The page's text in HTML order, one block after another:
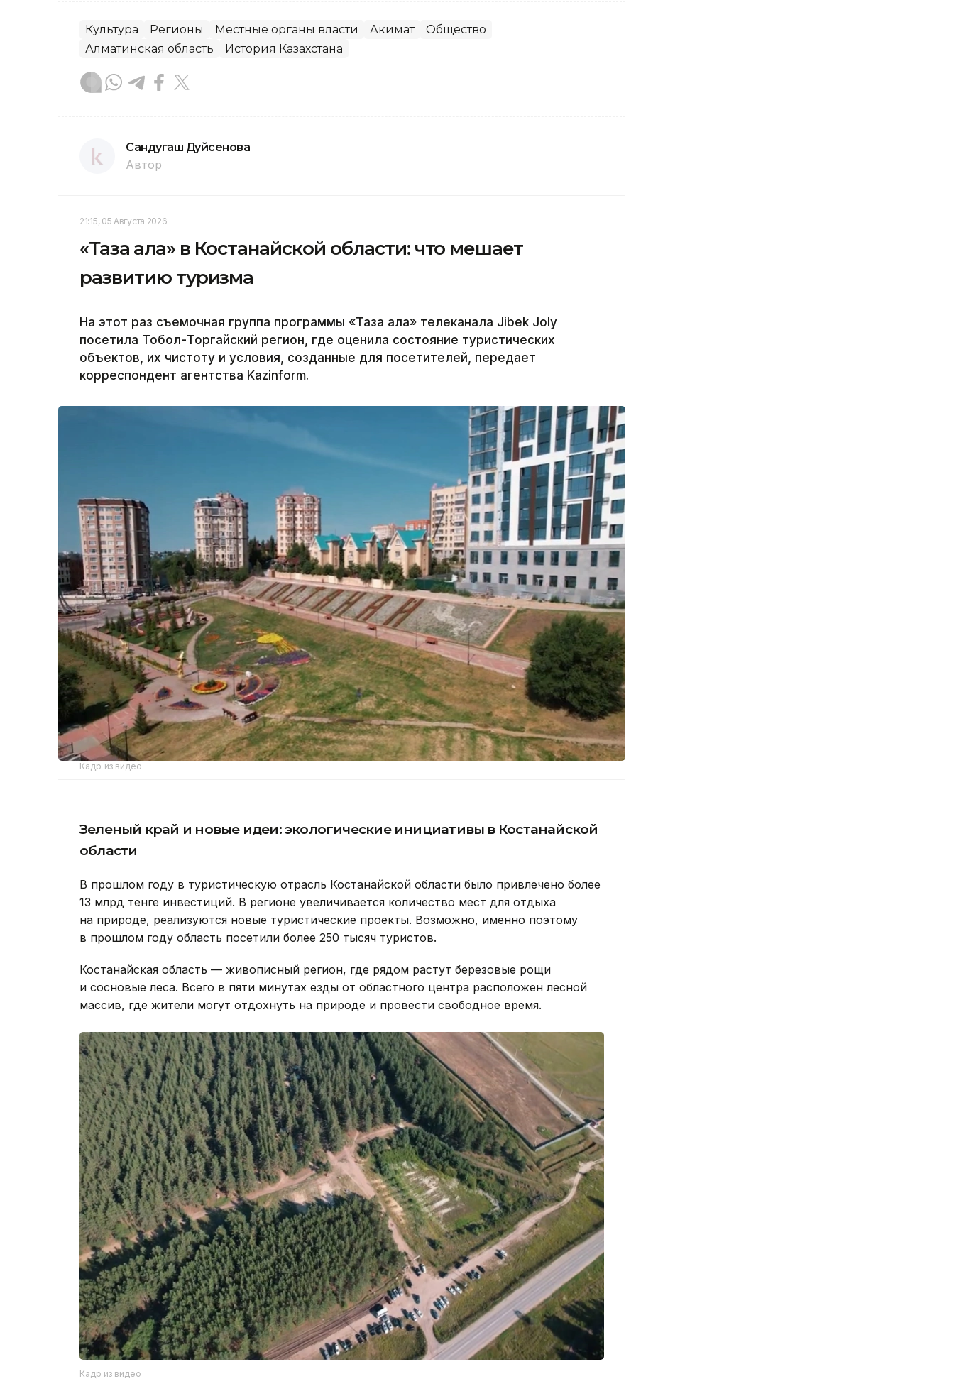
Культура Регионы Местные органы власти Акимат
Общество
Алматинская область
История Казахстана
Сандугаш Дуйсенова
Автор
21:15, 05 Августа 2026
«Таза қала» в Костанайской области: что мешает
развитию туризма
На этот раз съемочная группа программы «Таза қала» телеканала Jibek Joly
посетила Тобол-Торгайский регион, где оценила состояние туристических
объектов, их чистоту и условия, созданные для посетителей, передает
корреспондент агентства Kazinform.
Кадр из видео
Зеленый край и новые идеи: экологические инициативы в Костанайской
области
В прошлом году в туристическую отрасль Костанайской области было привлечено более
13 млрд тенге инвестиций. В регионе увеличивается количество мест для отдыха
на природе, реализуются новые туристические проекты. Возможно, именно поэтому
в прошлом году область посетили более 250 тысяч туристов.
Костанайская область — живописный регион, где рядом растут березовые рощи
и сосновые леса. Всего в пяти минутах езды от областного центра расположен лесной
массив, где жители могут отдохнуть на природе и провести свободное время.
Кадр из видео